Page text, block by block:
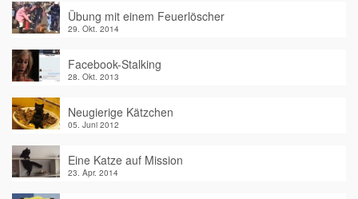
Übung mit einem Feuerlöscher
29. Okt. 2014
Facebook-Stalking
28. Okt. 2013
Neugierige Kätzchen
05. Juni 2012
Eine Katze auf Mission
23. Apr. 2014